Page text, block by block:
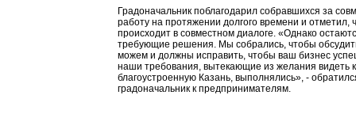
Градоначальник поблагодарил собравшихся за
работу на протяжении долгого времени и отметил,
происходит в совместном диалоге. «Однако
требующие решения. Мы собрались, чтобы
можем и должны исправить, чтобы ваш бизнес
наши требования, вытекающие из желания видеть
благоустроенную Казань, выполнялись», -
градоначальник к предпринимателям.